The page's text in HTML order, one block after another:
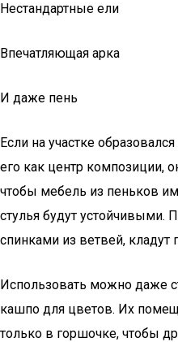
Нестандартные ели
Впечатляющая арка
И даже пень
Если на участке
его как центр композиции,
чтобы мебель из пеньков
стулья будут устойчивыми.
спинками из ветвей, кладут
Использовать можно даже
кашпо для цветов. Их
только в горшочке, чтобы